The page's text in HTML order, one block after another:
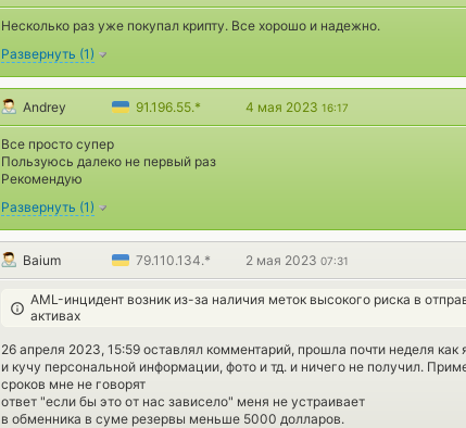
Несколько раз уже покупал крипту. Все хорошо и надежно.
Развернуть (1)
Andrey 91.196.55.* 4 мая 2023 16:17
Все просто супер
Пользуюсь далеко не первый раз
Рекомендую
Развернуть (1)
Baium 79.110.134.* 2 мая 2023 07:31
AML-инцидент возник из-за наличия меток высокого риска в
активах
26 апреля 2023, 15:59 оставлял комментарий, прошла почти неделя
и кучу персональной информации, фото и тд. и ничего не получил.
сроков мне не говорят
ответ "если бы это от нас зависело" меня не устраивает
в обменника в суме резервы меньше 5000 долларов.